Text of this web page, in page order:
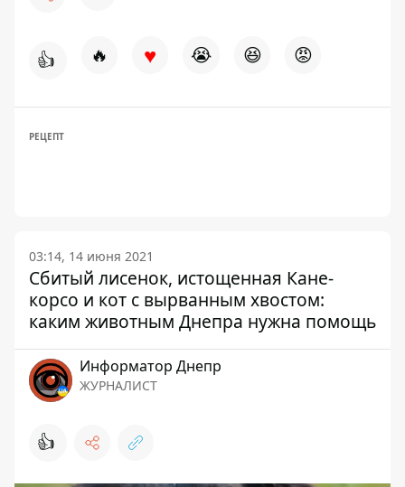
👍 🔥 ♥ 😭 😆 😡
РЕЦЕПТ
03:14, 14 июня 2021
Сбитый лисенок, истощенная Кане-
корсо и кот с вырванным хвостом:
каким животным Днепра нужна помощь
Информатор Днепр
ЖУРНАЛИСТ
👍